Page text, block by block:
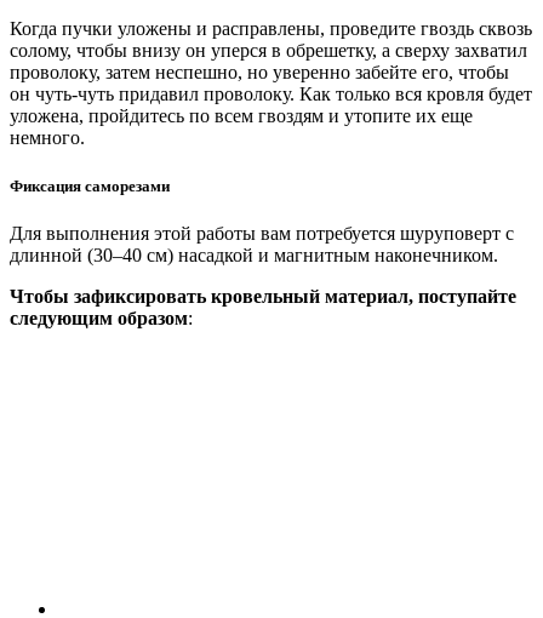
Когда пучки уложены и расправлены, проведите гвоздь сквозь
солому, чтобы внизу он уперся в обрешетку, а сверху захватил
проволоку, затем неспешно, но уверенно забейте его, чтобы
он чуть-чуть придавил проволоку. Как только вся кровля будет
уложена, пройдитесь по всем гвоздям и утопите их еще
немного.
Фиксация саморезами
Для выполнения этой работы вам потребуется шуруповерт с
длинной (30–40 см) насадкой и магнитным наконечником.
Чтобы зафиксировать кровельный материал, поступайте
следующим образом: